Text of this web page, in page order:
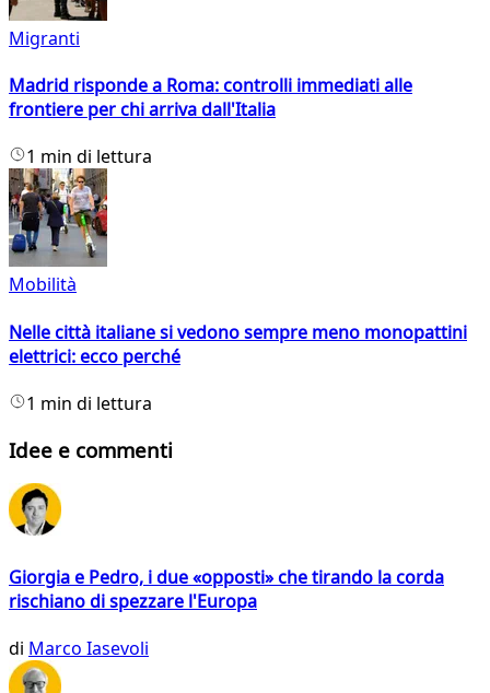
Migranti
Madrid risponde a Roma: controlli immediati alle
frontiere per chi arriva dall'Italia
1 min di lettura
Mobilità
Nelle città italiane si vedono sempre meno monopattini
elettrici: ecco perché
1 min di lettura
Idee e commenti
Giorgia e Pedro, i due «opposti» che tirando la corda
rischiano di spezzare l'Europa
di Marco Iasevoli